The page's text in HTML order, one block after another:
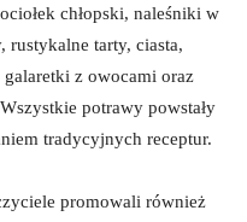
chłopski, naleśniki w
rustykalne tarty, ciasta,
z owocami oraz
potrawy powstały
tradycyjnych receptur.
promowali również